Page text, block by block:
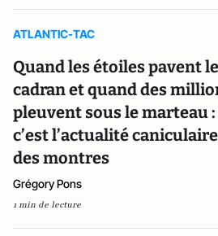
ATLANTIC-TAC
Quand les étoiles pavent le
cadran et quand des
pleuvent sous le marteau :
c’est l’actualité caniculaire
des montres
Grégory Pons
1 min de lecture